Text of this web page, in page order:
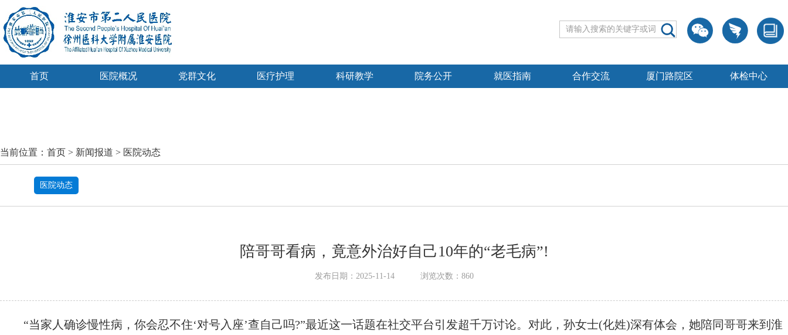
首页 医院概况 党群文化 医疗护理 科研教学 院务公开 就医指南 合作交流 厦门路院区 体检中心
当前位置： 首页 > 新闻报道 > 医院动态
医院动态
陪哥哥看病，竟意外治好自己10年的“老毛病”!
发布日期：2025-11-14 浏览次数： 860
“当家人确诊慢性病，你会忍不住‘对号入座’查自己吗?”最近这一话题在社交平台引发超千万讨论。对此，孙女士(化姓)深有体会，她陪同哥哥来到淮